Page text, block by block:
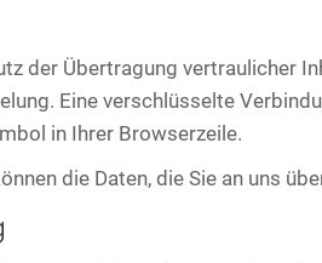
der Übertragung vertraulicher
Eine verschlüsselte
in Ihrer Browserzeile.
die Daten, die Sie an uns